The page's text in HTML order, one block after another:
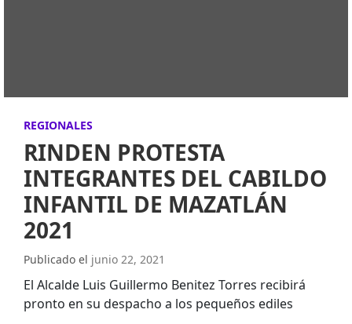
REGIONALES
RINDEN PROTESTA
INTEGRANTES DEL CABILDO
INFANTIL DE MAZATLÁN
2021
Publicado el junio 22, 2021
El Alcalde Luis Guillermo Benitez Torres recibirá
pronto en su despacho a los pequeños ediles